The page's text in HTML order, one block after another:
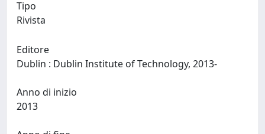
Tipo
Rivista
Editore
Anno di inizio